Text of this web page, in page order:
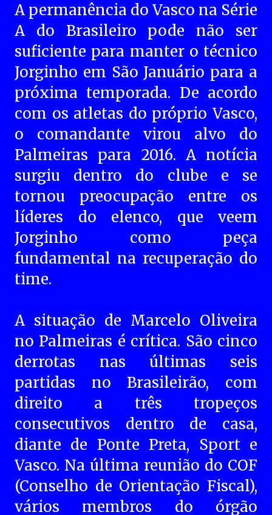
A permanência do Vasco na Série
A do Brasileiro pode não ser
suficiente para manter o técnico
Jorginho em São Januário para a
próxima temporada. De acordo
com os atletas do próprio Vasco,
o comandante virou alvo do
Palmeiras para 2016. A notícia
surgiu dentro do clube e se
tornou preocupação entre os
líderes do elenco, que veem
Jorginho como peça
fundamental na recuperação do
time.
A situação de Marcelo Oliveira
no Palmeiras é crítica. São cinco
derrotas nas últimas seis
partidas no Brasileirão, com
direito a três tropeços
consecutivos dentro de casa,
diante de Ponte Preta, Sport e
Vasco. Na última reunião do COF
(Conselho de Orientação Fiscal),
vários membros do órgão